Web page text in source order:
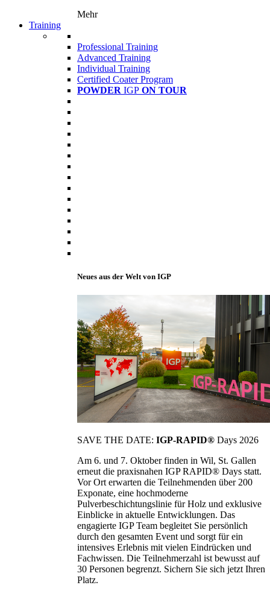
Mehr
Training
Professional Training
Advanced Training
Individual Training
Certified Coater Program
POWDER IGP ON TOUR
Neues aus der Welt von IGP
SAVE THE DATE: IGP-RAPID® Days 2026
Am 6. und 7. Oktober finden in Wil, St. Gallen
erneut die praxisnahen IGP RAPID® Days statt.
Vor Ort erwarten die Teilnehmenden über 200
Exponate, eine hochmoderne
Pulverbeschichtungslinie für Holz und exklusive
Einblicke in aktuelle Entwicklungen. Das
engagierte IGP Team begleitet Sie persönlich
durch den gesamten Event und sorgt für ein
intensives Erlebnis mit vielen Eindrücken und
Fachwissen. Die Teilnehmerzahl ist bewusst auf
30 Personen begrenzt. Sichern Sie sich jetzt Ihren
Platz.